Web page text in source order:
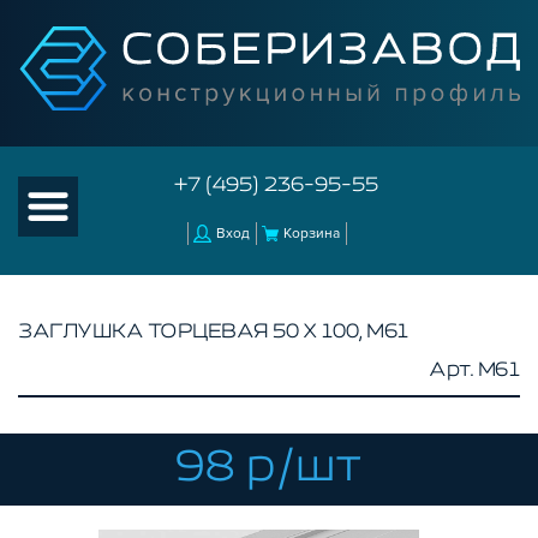
+7 (495) 236-95-55
Вход Корзина
КОМПЛЕКТУЮЩИЕ К ЧПУ
АКСЕССУАРЫ ДЛЯ V-ПАЗА
ЗАГЛУШКА ТОРЦЕВАЯ 50 Х 100, M61
Арт. M61
98 р/шт